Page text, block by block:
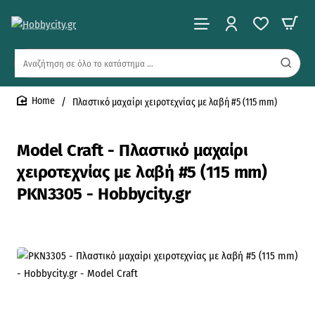
Αναζήτηση
όλο
το
Model Craft - Πλαστικό μαχαίρι
χειροτεχνίας με λαβή #5 (115 mm)
PKN3305 - Hobbycity.gr
Πλαστικό μαχαίρι χειροτεχνίας με λαβή #5 (115 mm)